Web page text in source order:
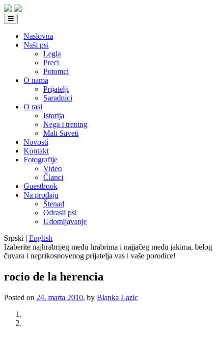
Naslovna
Naši psi
Legla
Preci
Potomci
O nama
Prijatelji
Saradnici
O rasi
Istorija
Nega i trening
Mali Saveti
Novosti
Kontakt
Fotografije
Video
Članci
Guestbook
Na prodaju
Štenad
Odrasli psi
Udomljavanje
Srpski | English
Izaberite najhrabrijeg među hrabrima i najjačeg među jakima, belog
čuvara i neprikosnovenog prijatelja vas i vaše porodice!
rocio de la herencia
Posted on 24. marta 2010. by Blanka Lazic